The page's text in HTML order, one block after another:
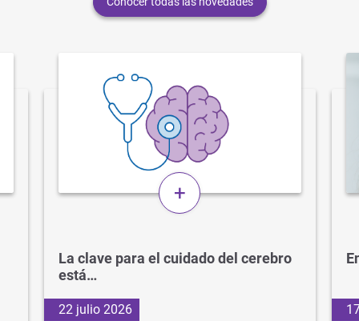
+
La clave para el cuidado del cerebro
está…
22 julio 2026